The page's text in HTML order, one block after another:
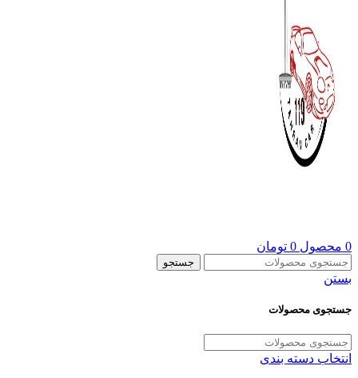
0 محصول 0 تومان
جستجو
بستن
جستجوی محصولات
انتخاب دسته بندی